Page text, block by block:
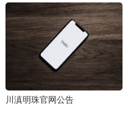
川滇明珠官网公告